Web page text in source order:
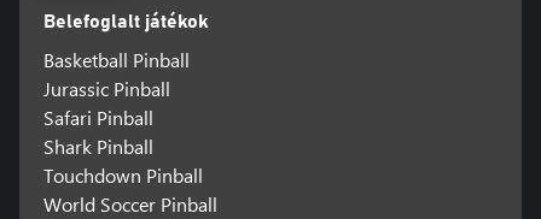
Belefoglalt játékok
Basketball Pinball
Jurassic Pinball
Safari Pinball
Shark Pinball
Touchdown Pinball
World Soccer Pinball